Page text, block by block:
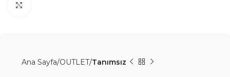
Ana Sayfa OUTLET Tanımsız